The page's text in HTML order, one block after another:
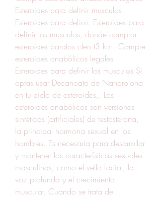
Esteroides para definir musculos
Esteroides para definir. Esteroides para
definir los musculos, donde comprar
esteroides baratos clen t3 kur - Compre
esteroides anabólicos legales
Esteroides para definir los musculos Si
optas usar Decanoato de Nandrolona
en tu ciclo de esteroides,. Los
esteroides anabólicos son versiones
sintéticas (artificiales) de testosterona,
la principal hormona sexual en los
hombres. Es necesaria para desarrollar
y mantener las características sexuales
masculinas, como el vello facial, la
voz profunda y el crecimiento
muscular. Cuando se trata de